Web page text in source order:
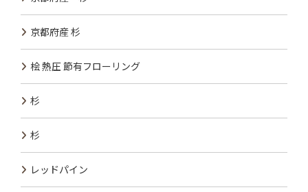
京都府産 杉
桧 熱圧 節有フローリング
杉
杉
レッドパイン